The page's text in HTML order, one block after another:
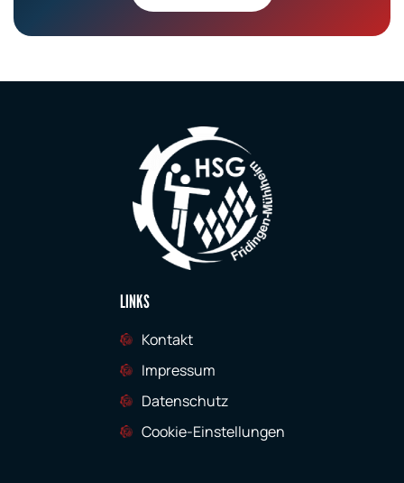
LINKS
Kontakt
Impressum
Datenschutz
Cookie-Einstellungen